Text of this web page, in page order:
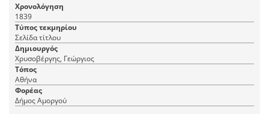
Χρονολόγηση
1839
Τύπος τεκμηρίου
Σελίδα τίτλου
Δημιουργός
Χρυσοβέργης, Γεώργιος
Τόπος
Αθήνα
Φορέας
Δήμος Αμοργού